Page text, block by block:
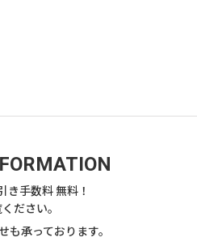
き手数料 無料！
ださい。
も承っております。